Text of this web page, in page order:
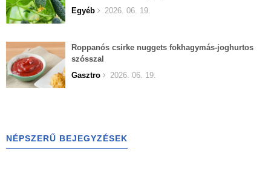
Egyéb
2026. 06. 19.
Roppanós csirke nuggets fokhagymás-joghurtos
szósszal
Gasztro
2026. 06. 19.
NÉPSZERŰ BEJEGYZÉSEK